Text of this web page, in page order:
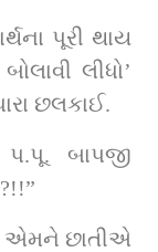
પૂરી થાય
લીધો’
છલકાઈ.
બાપજી
એમને છાતીએ